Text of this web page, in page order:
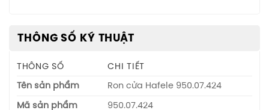
THÔNG SỐ KỸ THUẬT
THÔNG SỐ
CHI TIẾT
Tên sản phẩm
Ron cửa Hafele 950.07.424
Mã sản phẩm 950.07.424